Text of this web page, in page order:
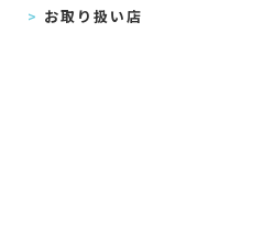
お取り扱い店